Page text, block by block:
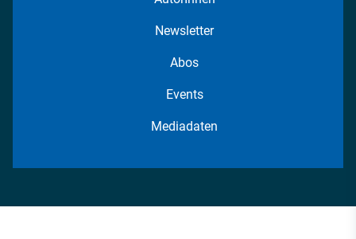
Newsletter
Abos
Events
Mediadaten